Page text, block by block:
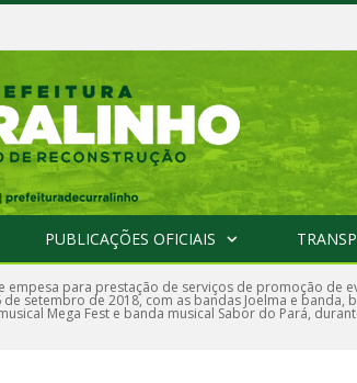
PUBLICAÇÕES OFICIAIS
empesa para prestação de serviços de promoção de
setembro de 2018, com as bandas Joelma e banda,
Mega Fest e banda musical Sabor do Pará,